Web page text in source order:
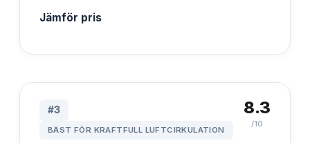
Jämför pris
#3
BÄST FÖR KRAFTFULL LUFTCIRKULATION
8.3
/10